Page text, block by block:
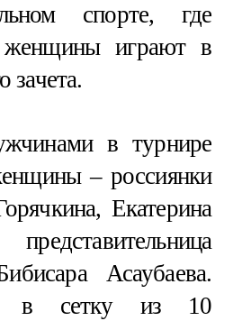
спорте, где
играют в
зачета.
в турнире
– россиянки
Екатерина
Асаубаева.
в сетку из 10